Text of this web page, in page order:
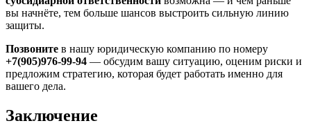
вы начнёте, тем больше шансов выстроить сильную линию
защиты.
Позвоните в нашу юридическую компанию по номеру
+7(905)976-99-94 — обсудим вашу ситуацию, оценим риски и
предложим стратегию, которая будет работать именно для
вашего дела.
Заключение